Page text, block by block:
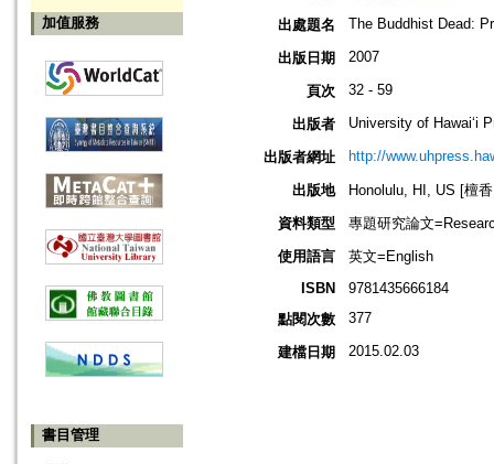
加值服務
書目管理
出處題名 The Buddhist Dead:
出版日期 2007
頁次 32 - 59
出版者 University of Hawaiʻi
出版者網址 http://
出版地
Honolulu, HI, US [檀
資料類型
專題研究論文
使用語言
英文=English
ISBN
9781435666184
點閱次數
377
建檔日期 2015.02.03